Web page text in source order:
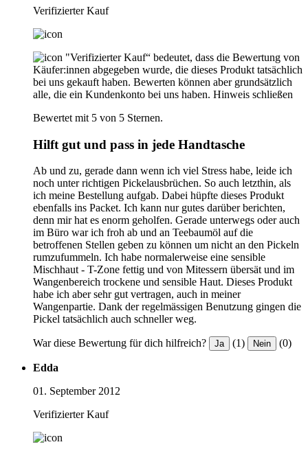
Verifizierter Kauf
"Verifizierter Kauf“ bedeutet, dass die Bewertung von
Käufer:innen abgegeben wurde, die dieses Produkt tatsächlich
bei uns gekauft haben. Bewerten können aber grundsätzlich
alle, die ein Kundenkonto bei uns haben. Hinweis schließen
Bewertet mit 5 von 5 Sternen.
Hilft gut und pass in jede Handtasche
Ab und zu, gerade dann wenn ich viel Stress habe, leide ich
noch unter richtigen Pickelausbrüchen. So auch letzthin, als
ich meine Bestellung aufgab. Dabei hüpfte dieses Produkt
ebenfalls ins Packet. Ich kann nur gutes darüber berichten,
denn mir hat es enorm geholfen. Gerade unterwegs oder auch
im Büro war ich froh ab und an Teebaumöl auf die
betroffenen Stellen geben zu können um nicht an den Pickeln
rumzufummeln. Ich habe normalerweise eine sensible
Mischhaut - T-Zone fettig und von Mitessern übersät und im
Wangenbereich trockene und sensible Haut. Dieses Produkt
habe ich aber sehr gut vertragen, auch in meiner
Wangenpartie. Dank der regelmässigen Benutzung gingen die
Pickel tatsächlich auch schneller weg.
War diese Bewertung für dich hilfreich? Ja (1) Nein (0)
Edda
01. September 2012
Verifizierter Kauf